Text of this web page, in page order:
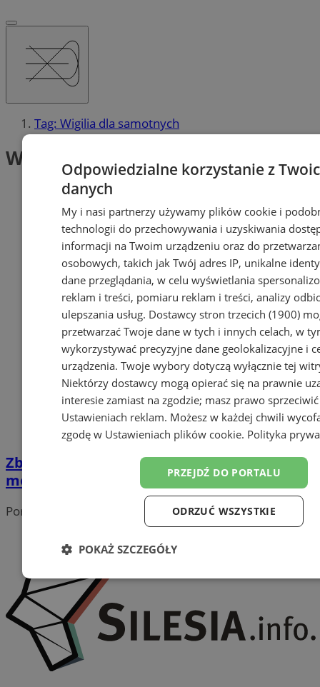
Tag: Wigilia dla samotnych
Wigilia dla samotnych (1)
Zbliża się Wigilia dla Samotnych. Każdy
może pomóc!
Portal należy do sieci
Odpowiedzialne korzystanie z
danych
My i nasi partnerzy używamy plików cookie i
technologii do przechowywania i uzyskiwania
informacji na Twoim urządzeniu oraz do
osobowych, takich jak Twój adres IP, unikalne
dane przeglądania, w celu wyświetlania
reklam i treści, pomiaru reklam i treści, analizy
ulepszania usług. Dostawcy stron trzecich (1900)
przetwarzać Twoje dane w tych i innych celach, w
wykorzystywać precyzyjne dane geolokalizacyjne i
urządzenia. Twoje wybory dotyczą wyłącznie tej
Niektórzy dostawcy mogą opierać się na prawnie
interesie zamiast na zgodzie; masz prawo
Ustawieniach reklam. Możesz w każdej chwili
zgodę w Ustawieniach plików cookie. Polityka
PRZEJDŹ DO PORTALU
ODRZUĆ WSZYSTKIE
POKAŻ SZCZEGÓŁY
Niezbędne Wydajność Targetowanie
Niesklasyfikowane